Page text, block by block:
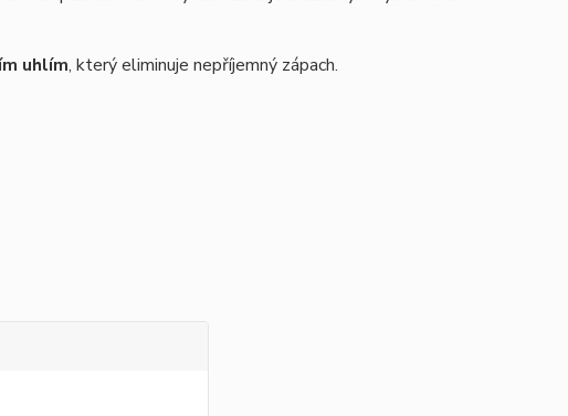
uhlím, který eliminuje nepříjemný zápach.